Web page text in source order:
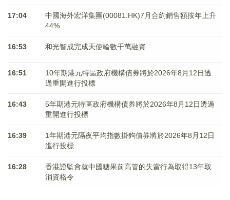
17:04
中國海外宏洋集團(00081.HK)7月合約銷售額按年上升
44%
16:53 和光智成完成天使輪數千萬融資
16:51
10年期港元特區政府機構債券將於2026年8月12日透
過重開進行投標
16:43
5年期港元特區政府機構債券將於2026年8月12日透過
重開進行投標
16:39
1年期港元隔夜平均指數掛鉤債券將於2026年8月12日
進行投標
16:28
香港證監會就中國糖果前高管的失當行為取得13年取
消資格令